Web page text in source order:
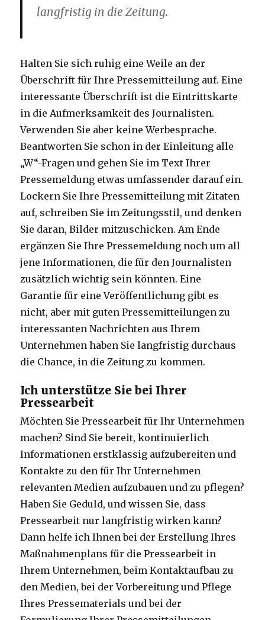
langfristig in die Zeitung.
Halten Sie sich ruhig eine Weile an der
Überschrift für Ihre Pressemitteilung auf. Eine
interessante Überschrift ist die Eintrittskarte
in die Aufmerksamkeit des Journalisten.
Verwenden Sie aber keine Werbesprache.
Beantworten Sie schon in der Einleitung alle
„W“-Fragen und gehen Sie im Text Ihrer
Pressemeldung etwas umfassender darauf ein.
Lockern Sie Ihre Pressemitteilung mit Zitaten
auf, schreiben Sie im Zeitungsstil, und denken
Sie daran, Bilder mitzuschicken. Am Ende
ergänzen Sie Ihre Pressemeldung noch um all
jene Informationen, die für den Journalisten
zusätzlich wichtig sein könnten. Eine
Garantie für eine Veröffentlichung gibt es
nicht, aber mit guten Pressemitteilungen zu
interessanten Nachrichten aus Ihrem
Unternehmen haben Sie langfristig durchaus
die Chance, in die Zeitung zu kommen.
Ich unterstütze Sie bei Ihrer
Pressearbeit
Möchten Sie Pressearbeit für Ihr Unternehmen
machen? Sind Sie bereit, kontinuierlich
Informationen erstklassig aufzubereiten und
Kontakte zu den für Ihr Unternehmen
relevanten Medien aufzubauen und zu pflegen?
Haben Sie Geduld, und wissen Sie, dass
Pressearbeit nur langfristig wirken kann?
Dann helfe ich Ihnen bei der Erstellung Ihres
Maßnahmenplans für die Pressearbeit in
Ihrem Unternehmen, beim Kontaktaufbau zu
den Medien, bei der Vorbereitung und Pflege
Ihres Pressematerials und bei der